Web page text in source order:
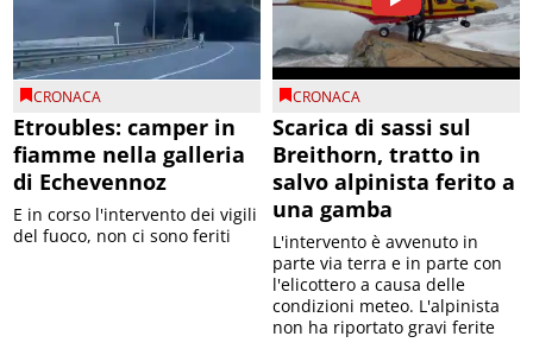
CRONACA
Etroubles: camper in
fiamme nella galleria
di Echevennoz
E in corso l'intervento dei vigili
del fuoco, non ci sono feriti
CRONACA
Scarica di sassi sul
Breithorn, tratto in
salvo alpinista ferito a
una gamba
L'intervento è avvenuto in
parte via terra e in parte con
l'elicottero a causa delle
condizioni meteo. L'alpinista
non ha riportato gravi ferite